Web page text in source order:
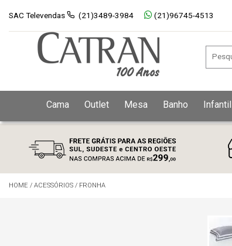
SAC Televendas (21)3489-3984 (21)96745-4513
Cama Outlet Mesa Banho Infantil
HOME / ACESSÓRIOS / FRONHA